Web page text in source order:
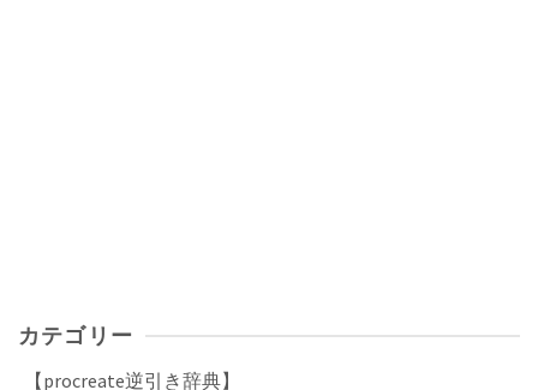
カテゴリー
【procreate逆引き辞典】